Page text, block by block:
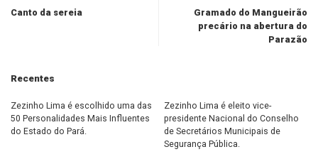
Canto da sereia
Gramado do Mangueirão
precário na abertura do
Parazão
Recentes
Zezinho Lima é escolhido uma das
50 Personalidades Mais Influentes
do Estado do Pará.
Zezinho Lima é eleito vice-
presidente Nacional do Conselho
de Secretários Municipais de
Segurança Pública.